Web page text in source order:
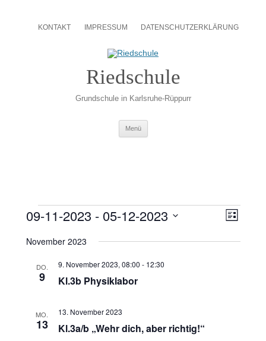
KONTAKT IMPRESSUM DATENSCHUTZERKLÄRUNG
Riedschule
Grundschule in Karlsruhe-Rüppurr
Menü
Ansichten-
Navigation
Liste
09-11-2023 - 05-12-2023
wählen.
November 2023
DO.
9 Kl.3b Physiklabor
9. November 2023, 08:00 - 12:30
MO.
13 Kl.3a/b „Wehr dich, aber richtig!“
13. November 2023